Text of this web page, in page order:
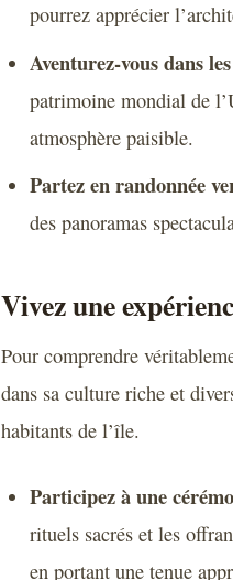
pourrez apprécier
Aventurez-vous dans
patrimoine mondial de
atmosphère paisible.
Partez en randonnée
des panoramas
Vivez une
Pour comprendre
dans sa culture riche et
habitants de l’île.
Participez à une
rituels sacrés et les
en portant une tenue